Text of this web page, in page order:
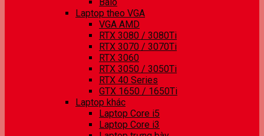
Laptop theo VGA
VGA AMD
RTX 3080 / 3080Ti
RTX 3070 / 3070Ti
RTX 3060
RTX 3050 / 3050Ti
RTX 40 Series
GTX 1650 / 1650Ti
Laptop khác
Laptop Core i5
Laptop Core i3